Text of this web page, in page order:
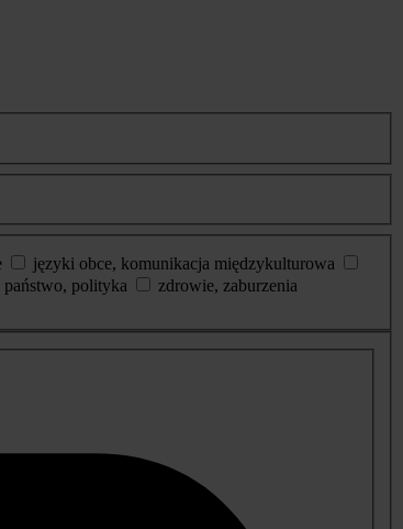
języki obce, komunikacja międzykulturowa
państwo, polityka
zdrowie, zaburzenia